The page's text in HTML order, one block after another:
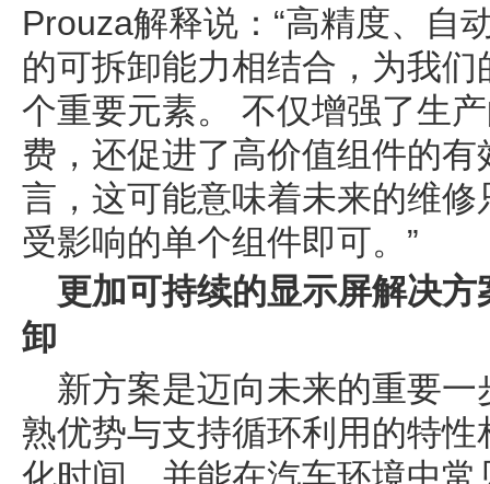
Prouza解释说：“高精度、自
的可拆卸能力相结合，为我
个重要元素。 不仅增强了生
费，还促进了高价值组件的
言，这可能意味着未来的维
受影响的单个组件即可。”
更加可持续的显示屏解决
卸
新方案是迈向未来的重要
熟优势与支持循环利用的特